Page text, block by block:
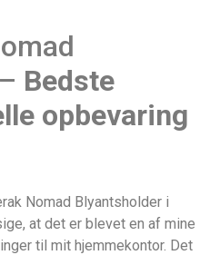
Bedste
opbevaring
Nomad Blyantsholder i
at det er blevet en af mine
til mit hjemmekontor. Det